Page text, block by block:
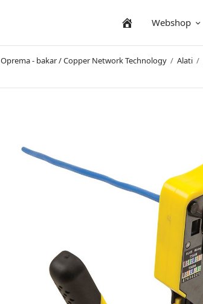
NaslovnicaWebshop
Oprema - bakar / Copper Network Technology / Alati /